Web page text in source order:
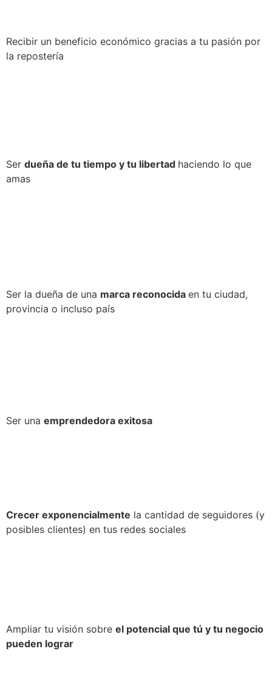
Recibir un beneficio económico gracias a tu pasión por
la repostería
Ser dueña de tu tiempo y tu libertad haciendo lo que
amas
Ser la dueña de una marca reconocida en tu ciudad,
provincia o incluso país
Ser una emprendedora exitosa
Crecer exponencialmente la cantidad de seguidores (y
posibles clientes) en tus redes sociales
Ampliar tu visión sobre el potencial que tú y tu negocio
pueden lograr